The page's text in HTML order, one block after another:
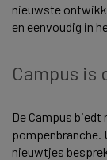
nieuwste
en eenvoudig in
Campus is
De Campus
pompenbranche.
nieuwtjes